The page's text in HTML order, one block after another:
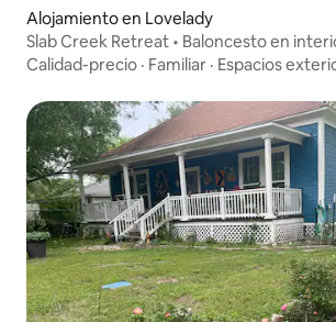
Alojamiento en Lovelady
Slab Creek Retreat • Baloncesto en
para 36 personas
Calidad-precio · Familiar · Espacios